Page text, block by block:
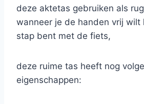
deze aktetas gebruiken als
wanneer je de handen vrij wilt
stap bent met de fiets,
deze ruime tas heeft nog
eigenschappen: